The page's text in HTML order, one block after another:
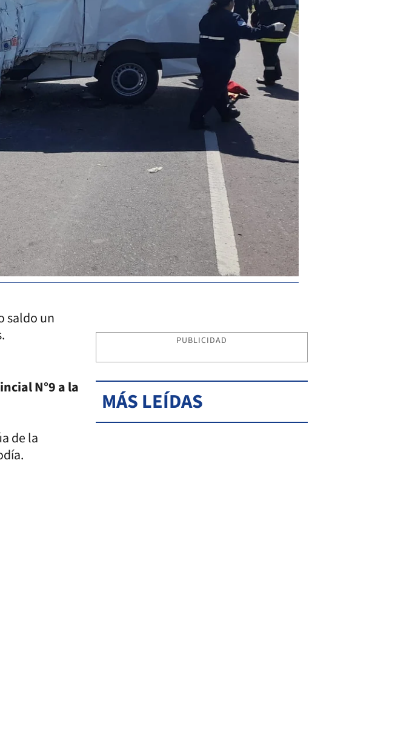
saldo un
N°9 a la
de la
PUBLICIDAD
MÁS LEÍDAS